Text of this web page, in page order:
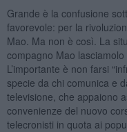
Grande è la confusione
favorevole: per la
Mao. Ma non è così. La
compagno Mao
L’importante è non farsi
specie da chi comunica e
televisione, che appaiono
convenienze del nuovo
telecronisti in quota ai